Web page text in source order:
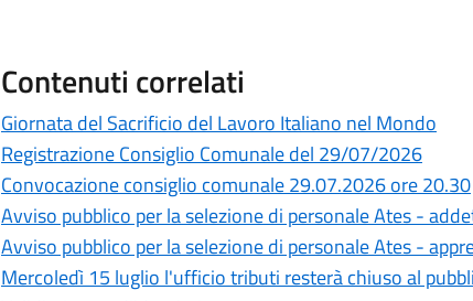
Contenuti correlati
Giornata del Sacrificio del Lavoro Italiano nel Mondo
Registrazione Consiglio Comunale del 29/07/2026
Convocazione consiglio comunale 29.07.2026 ore 20.30
Avviso pubblico per la selezione di personale Ates -
Avviso pubblico per la selezione di personale Ates -
Mercoledì 15 luglio l'ufficio tributi resterà chiuso al